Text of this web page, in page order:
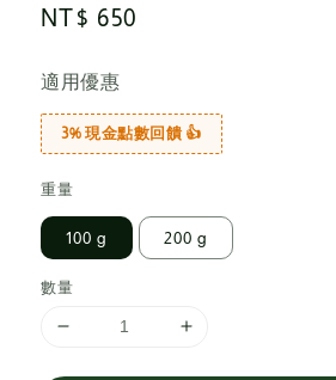
Regular
NT$ 650
適用優惠
3% 現金點數回饋 👍
重量
100 g 200 g
數量